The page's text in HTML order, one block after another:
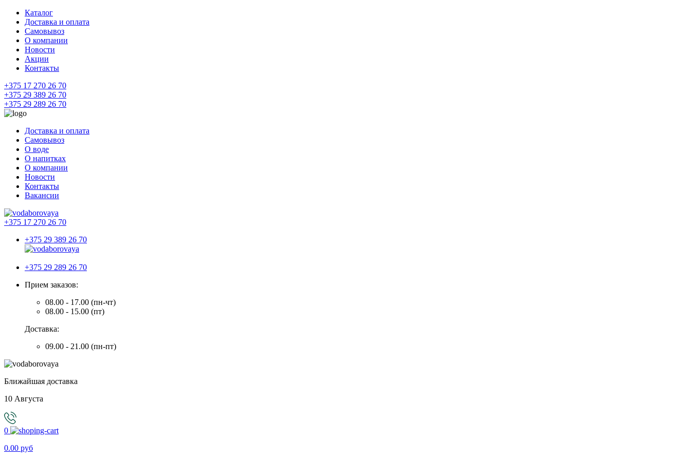
Каталог
Доставка и оплата
Самовывоз
О компании
Новости
Акции
Контакты
+375 17 270 26 70
+375 29 389 26 70
+375 29 289 26 70
Доставка и оплата
Самовывоз
О воде
О напитках
О компании
Новости
Контакты
Вакансии
+375 17 270 26 70
+375 29 389 26 70
+375 29 289 26 70
Прием заказов:
08.00 - 17.00 (пн-чт)
08.00 - 15.00 (пт)
Доставка:
09.00 - 21.00 (пн-пт)
Ближайшая доставка
10 Августа
0
0.00 руб